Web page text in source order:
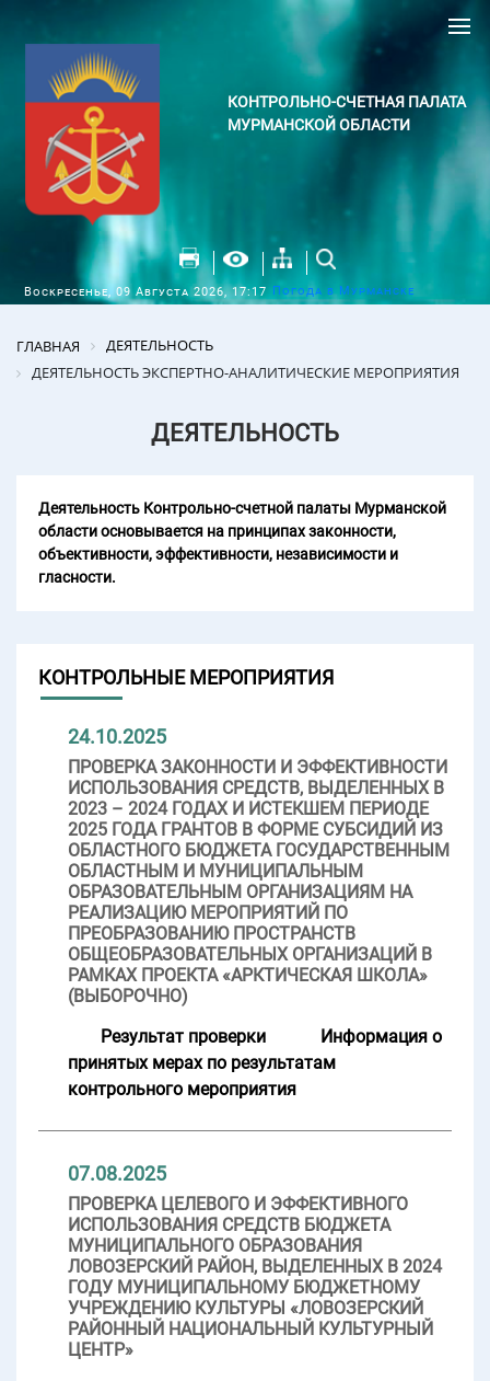
КОНТРОЛЬНО-СЧЕТНАЯ ПАЛАТА
МУРМАНСКОЙ ОБЛАСТИ
Воскресенье, 09 Августа 2026, 17:17 Погода в Мурманске
ГЛАВНАЯ
ДЕЯТЕЛЬНОСТЬ
ДЕЯТЕЛЬНОСТЬ ЭКСПЕРТНО-АНАЛИТИЧЕСКИЕ МЕРОПРИЯТИЯ
ДЕЯТЕЛЬНОСТЬ
Деятельность Контрольно-счетной палаты Мурманской
области основывается на принципах законности,
объективности, эффективности, независимости и
гласности.
КОНТРОЛЬНЫЕ МЕРОПРИЯТИЯ
24.10.2025
ПРОВЕРКА ЗАКОННОСТИ И ЭФФЕКТИВНОСТИ
ИСПОЛЬЗОВАНИЯ СРЕДСТВ, ВЫДЕЛЕННЫХ В
2023 – 2024 ГОДАХ И ИСТЕКШЕМ ПЕРИОДЕ
2025 ГОДА ГРАНТОВ В ФОРМЕ СУБСИДИЙ ИЗ
ОБЛАСТНОГО БЮДЖЕТА ГОСУДАРСТВЕННЫМ
ОБЛАСТНЫМ И МУНИЦИПАЛЬНЫМ
ОБРАЗОВАТЕЛЬНЫМ ОРГАНИЗАЦИЯМ НА
РЕАЛИЗАЦИЮ МЕРОПРИЯТИЙ ПО
ПРЕОБРАЗОВАНИЮ ПРОСТРАНСТВ
ОБЩЕОБРАЗОВАТЕЛЬНЫХ ОРГАНИЗАЦИЙ В
РАМКАХ ПРОЕКТА «АРКТИЧЕСКАЯ ШКОЛА»
(ВЫБОРОЧНО)
Результат проверки
Информация о
принятых мерах по результатам
контрольного мероприятия
07.08.2025
ПРОВЕРКА ЦЕЛЕВОГО И ЭФФЕКТИВНОГО
ИСПОЛЬЗОВАНИЯ СРЕДСТВ БЮДЖЕТА
МУНИЦИПАЛЬНОГО ОБРАЗОВАНИЯ
ЛОВОЗЕРСКИЙ РАЙОН, ВЫДЕЛЕННЫХ В 2024
ГОДУ МУНИЦИПАЛЬНОМУ БЮДЖЕТНОМУ
УЧРЕЖДЕНИЮ КУЛЬТУРЫ «ЛОВОЗЕРСКИЙ
РАЙОННЫЙ НАЦИОНАЛЬНЫЙ КУЛЬТУРНЫЙ
ЦЕНТР»